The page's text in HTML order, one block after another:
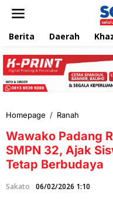
e
k
Berita Daerah
Homepage / Ranah
w
a
k
o
a
Wawako Padang
SMPN 32, Ajak
Tetap Berbudaya
Sakato 06/02/2026 1:10